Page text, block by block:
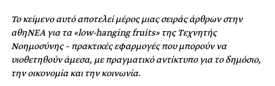
Το κείμενο αυτό αποτελεί μέρος μιας σειράς άρθρων στην
αθηΝΕΑ για τα «low-hanging fruits» της Τεχνητής
Νοημοσύνης – πρακτικές εφαρμογές που μπορούν να
υιοθετηθούν άμεσα, με πραγματικό αντίκτυπο για το δημόσιο,
την οικονομία και την κοινωνία.